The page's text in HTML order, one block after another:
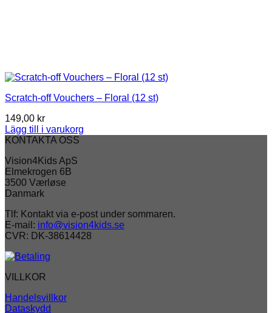
Scratch-off Vouchers – Floral (12 st)
149,00 kr
Lägg till i varukorg
KONTAKTA OSS
Vision4Kids ApS
Elmekrogen 6B
3500 Værløse
Danmark
Tlf: Kontakt via e-post under sommaren.
E-mail: info@vision4kids.se
CVR: DK-38614428
VILLKOR
Handelsvillkor
Dataskydd